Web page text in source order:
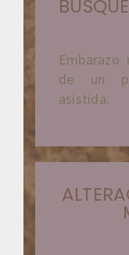
Embarazo
de un
asistida.